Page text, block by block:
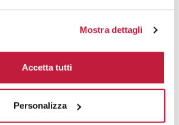
Mostra dettagli
Accetta tutti
Personalizza